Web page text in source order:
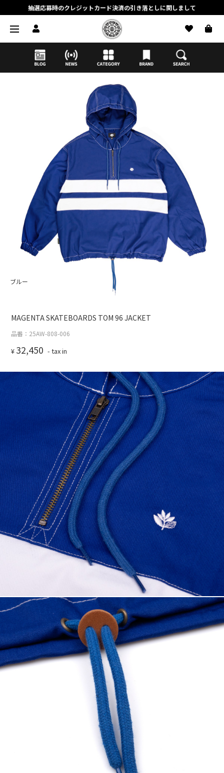
抽選応募時のクレジットカード決済の引き落としに関しまして
【応募前に必ずお読みください】抽選応募に関する注意事項
MORTAR ONLINE STOREの会員に関しまして
ブルー
MAGENTA SKATEBOARDS TOM 96 JACKET
品番：25AW-808-006
¥ 32,450 - tax in